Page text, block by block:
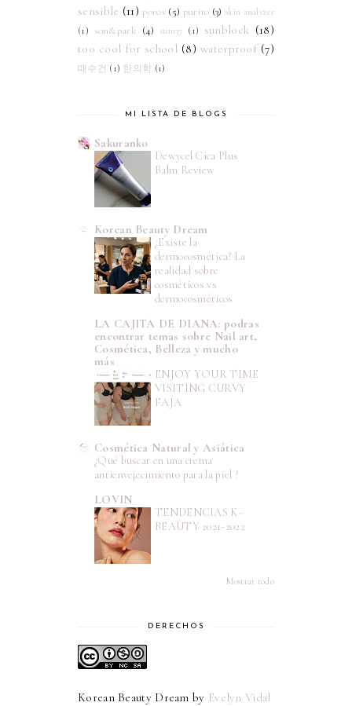
sensible (11) poros (5) purito (3) skin analyzer
(1)
son&park (4) sum37 (1) sunblock (18)
too cool for school (8) waterproof (7)
때수건 (1) 한의학 (1)
MI LISTA DE BLOGS
Sakuranko
Dewycel Cica Plus
Balm Review
Korean Beauty Dream
¿Existe la
dermocosmética? La
realidad sobre
cosméticos vs
dermocosméticos
LA CAJITA DE DIANA: podras
encontrar temas sobre Nail art,
Cosmética, Belleza y mucho
más
ENJOY YOUR TIME
VISITING CURVY
FAJA
Cosmética Natural y Asiática
¿Qué buscar en una crema
antienvejecimiento para la piel ?
LOVIN
TENDENCIAS K-
BEAUTY 2021-2022
Mostrar todo
DERECHOS
Korean Beauty Dream by Evelyn Vidal